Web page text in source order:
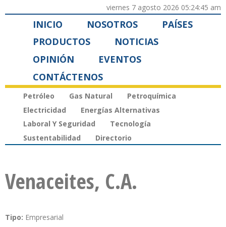
viernes 7 agosto 2026 05:24:45 am
INICIO NOSOTROS
PAÍSES
PRODUCTOS
NOTICIAS
OPINIÓN
EVENTOS
CONTÁCTENOS
Petróleo Gas Natural
Petroquímica
Electricidad
Energías Alternativas
Laboral Y Seguridad
Tecnología
Sustentabilidad
Directorio
Venaceites, C.A.
Tipo: Empresarial